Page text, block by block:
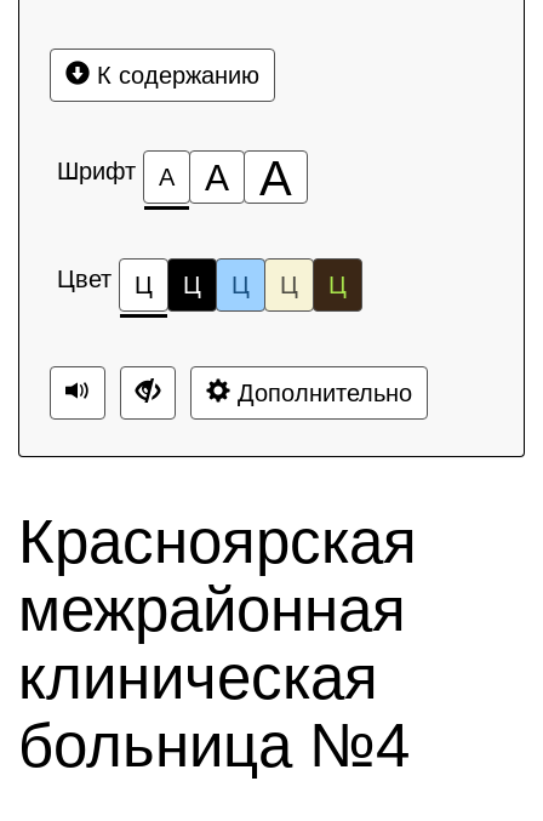
К содержанию
Шрифт А А А
Цвет Ц Ц Ц Ц Ц
Дополнительно
Красноярская
межрайонная
клиническая
больница №4